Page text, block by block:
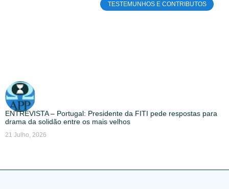
TESTEMUNHOS E CONTRIBUTOS
ENTREVISTA – Portugal: Presidente da FITI pede respostas para
drama da solidão entre os mais velhos
21 Julho, 2026